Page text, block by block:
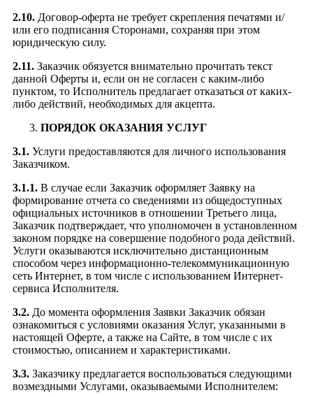
2.10. Договор-оферта не требует скрепления печатями и/
или его подписания Сторонами, сохраняя при этом
юридическую силу.
2.11. Заказчик обязуется внимательно прочитать текст
данной Оферты и, если он не согласен с каким-либо
пунктом, то Исполнитель предлагает отказаться от каких-
либо действий, необходимых для акцепта.
ПОРЯДОК ОКАЗАНИЯ УСЛУГ
3.1. Услуги предоставляются для личного использования
Заказчиком.
3.1.1. В случае если Заказчик оформляет Заявку на
формирование отчета со сведениями из общедоступных
официальных источников в отношении Третьего лица,
Заказчик подтверждает, что уполномочен в установленном
законом порядке на совершение подобного рода действий.
Услуги оказываются исключительно дистанционным
способом через информационно-телекоммуникационную
сеть Интернет, в том числе с использованием Интернет-
сервиса Исполнителя.
3.2. До момента оформления Заявки Заказчик обязан
ознакомиться с условиями оказания Услуг, указанными в
настоящей Оферте, а также на Сайте, в том числе с их
стоимостью, описанием и характеристиками.
3.3. Заказчику предлагается воспользоваться следующими
возмездными Услугами, оказываемыми Исполнителем: